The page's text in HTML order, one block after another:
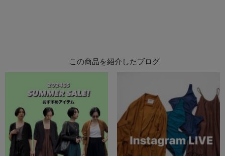
この商品を紹介したブログ